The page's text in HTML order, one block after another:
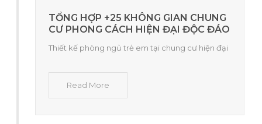
TỔNG HỢP +25 KHÔNG GIAN CHUNG
CƯ PHONG CÁCH HIỆN ĐẠI ĐỘC ĐÁO
Thiết kế phòng ngủ trẻ em tại chung cư hiện đại
Read More